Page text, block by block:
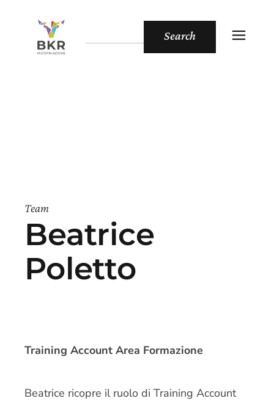
Search
Team
Beatrice
Poletto
Training Account Area Formazione
Beatrice ricopre il ruolo di Training Account